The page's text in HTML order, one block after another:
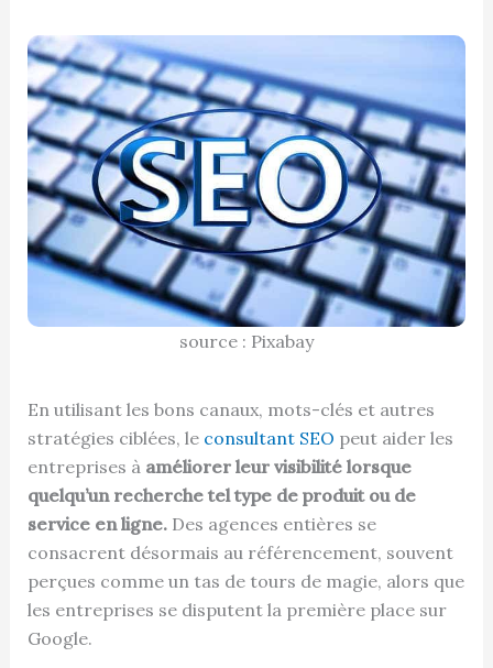
source : Pixabay
En utilisant les bons canaux, mots-clés et autres
stratégies ciblées, le consultant SEO peut aider les
entreprises à améliorer leur visibilité lorsque
quelqu’un recherche tel type de produit ou de
service en ligne. Des agences entières se
consacrent désormais au référencement, souvent
perçues comme un tas de tours de magie, alors que
les entreprises se disputent la première place sur
Google.